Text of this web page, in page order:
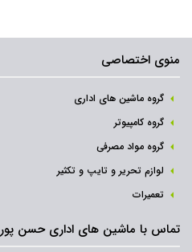
منوی اختصاصی
گروه ماشین های اداری
گروه کامپیوتر
گروه مواد مصرفی
لوازم تحریر و تایپ و تکثیر
تعمیرات
تماس با ماشین های اداری حسن پور